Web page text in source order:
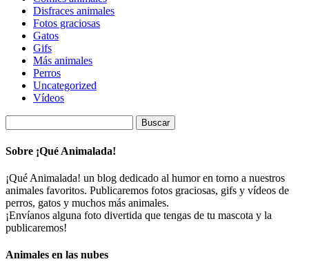
Disfraces animales
Fotos graciosas
Gatos
Gifs
Más animales
Perros
Uncategorized
Vídeos
Sobre ¡Qué Animalada!
¡Qué Animalada! un blog dedicado al humor en torno a nuestros
animales favoritos. Publicaremos fotos graciosas, gifs y vídeos de
perros, gatos y muchos más animales.
¡Envíanos alguna foto divertida que tengas de tu mascota y la
publicaremos!
Animales en las nubes